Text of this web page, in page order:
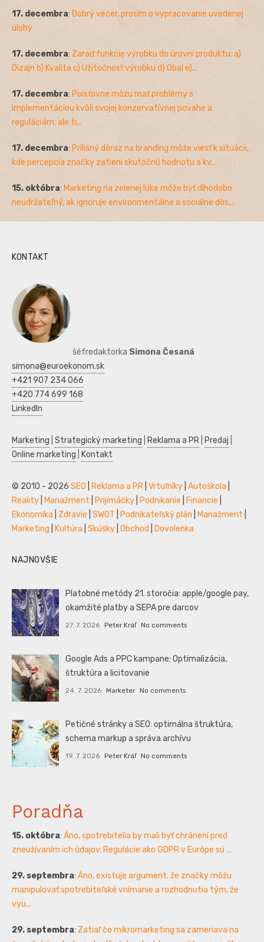
17. decembra: Dobrý večer, prosím o vypracovanie uvedenej
úlohy
17. decembra: Zaraď funkcie výrobku do úrovní produktu: a)
Dizajn b) Kvalita c) Užitočnosť výrobku d) Obal e)...
17. decembra: Poisťovne môžu mať problémy s
implementáciou kvôli svojej konzervatívnej povahe a
reguláciám, ale ti...
17. decembra: Prílišný dôraz na branding môže viesť k situácii,
kde percepcia značky zatieni skutočnú hodnotu a kv...
15. októbra: Marketing na zelenej lúke môže byť dlhodobo
neudržateľný, ak ignoruje environmentálne a sociálne dôs...
KONTAKT
šéfredaktorka Simona Česaná
simona@euroekonom.sk
+421 907 234 066
+420 774 699 168
LinkedIn
Marketing Strategický marketing Reklama a PR Predaj
Online marketing
Kontakt
© 2010 - 2026 SEO Reklama a PR Vrtuľníky Autoškola
Reality
Manažment Prijímáčky Podnikanie Financie
Ekonomika
Zdravie SWOT Podnikateľský plán Manažment
Marketing
Kultúra Skúšky Obchod Dovolenka
NAJNOVŠIE
Platobné metódy 21. storočia: apple/google pay,
okamžité platby a SEPA pre darcov
27. 7. 2026 Peter Kráľ No comments
Google Ads a PPC kampane: Optimalizácia,
štruktúra a licitovanie
24. 7. 2026 Marketer No comments
Petičné stránky a SEO: optimálna štruktúra,
schema markup a správa archívu
19. 7. 2026 Peter Kráľ No comments
Poradňa
15. októbra: Áno, spotrebitelia by mali byť chránení pred
zneužívaním ich údajov. Regulácie ako GDPR v Európe sú ...
29. septembra: Áno, existuje argument, že značky môžu
manipulovať spotrebiteľské vnímanie a rozhodnutia tým, že
vyu...
29. septembra: Zatiaľ čo mikromarketing sa zameriava na